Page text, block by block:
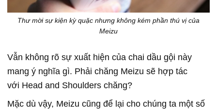
Thư mời sự kiện kỳ quặc nhưng không kém phần thú vị của
Meizu
Vẫn không rõ sự xuất hiện của chai dầu gội này
mang ý nghĩa gì. Phải chăng Meizu sẽ hợp tác
với Head and Shoulders chăng?
Mặc dù vậy, Meizu cũng để lại cho chúng ta một số